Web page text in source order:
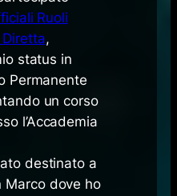
Ruoli
,
status in
Permanente
un corso
l’Accademia
destinato a
Marco dove ho